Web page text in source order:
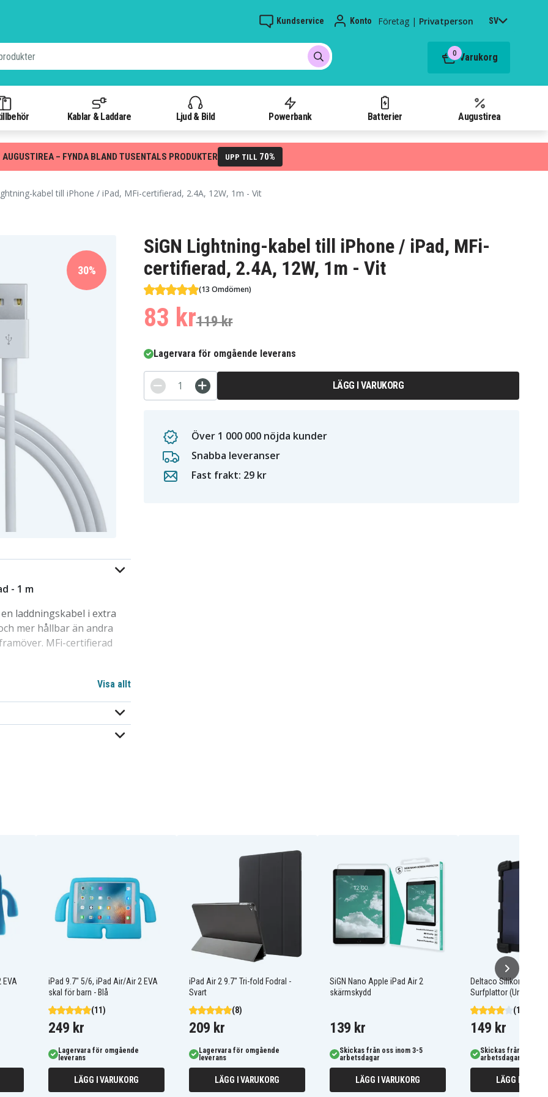
Kundservice Konto Företag | Privatperson SV
0 Varukorg
Kablar & Laddare Ljud & Bild Powerbank Batterier Augustirea
AUGUSTIREA – FYNDA BLAND TUSENTALS PRODUKTER UPP TILL 70%
kabel till iPhone / iPad, MFi-certifierad, 2.4A, 12W, 1m - Vit
SiGN Lightning-kabel till iPhone / iPad, MFi-
certifierad, 2.4A, 12W, 1m - Vit
(13 Omdömen)
30%
83 kr119 kr
Lagervara för omgående leverans
LÄGG I VARUKORG
Över 1 000 000 nöjda kunder
Snabba leveranser
Fast frakt: 29 kr
- 1 m
laddningskabel i extra
mer hållbar än andra
MFi-certifierad
betyder detta att
som talar om för din
behöver den
Visa allt
iPad 9.7" 5/6, iPad Air/Air 2 EVA
skal för barn - Blå
(11)
249 kr
Lagervara för omgående
leverans
LÄGG I VARUKORG
iPad Air 2 9.7" Tri-fold Fodral -
Svart
(8)
209 kr
Lagervara för omgående
leverans
LÄGG I VARUKORG
SiGN Nano Apple iPad Air 2
skärmskydd
139 kr
Skickas från oss inom 3-5
arbetsdagar
LÄGG I VARUKORG
Deltaco Silikonskal
Surfplattor (Universal)
(1)
149 kr
Skickas från oss
arbetsdagar
LÄGG I